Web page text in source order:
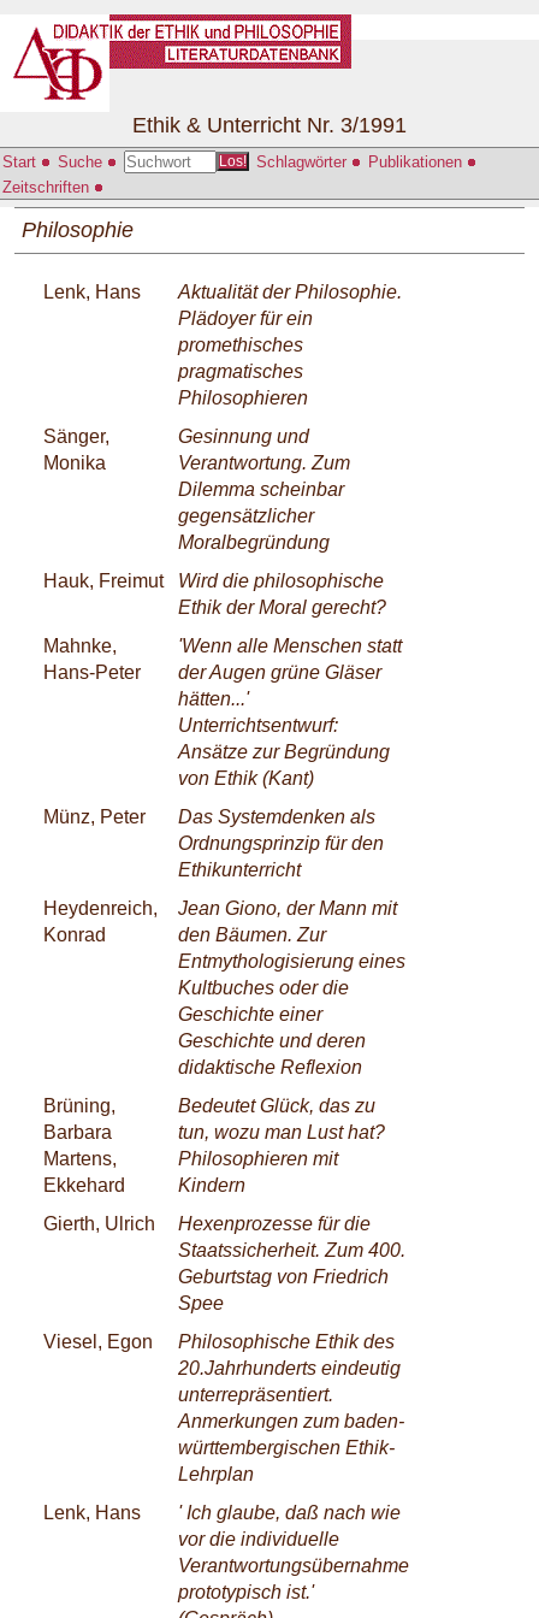
Start Suche Los! Schlagwörter
Publikationen
Zeitschriften
Ethik & Unterricht Nr. 3/1991
Philosophie
Lenk, Hans
Aktualität der Philosophie.
Plädoyer für ein
promethisches
pragmatisches
Philosophieren
Sänger,
Monika
Gesinnung und
Verantwortung. Zum
Dilemma scheinbar
gegensätzlicher
Moralbegründung
Hauk, Freimut
Wird die philosophische
Ethik der Moral gerecht?
Mahnke,
Hans-Peter
'Wenn alle Menschen statt
der Augen grüne Gläser
hätten...'
Unterrichtsentwurf:
Ansätze zur Begründung
von Ethik (Kant)
Münz, Peter
Das Systemdenken als
Ordnungsprinzip für den
Ethikunterricht
Heydenreich,
Konrad
Jean Giono, der Mann mit
den Bäumen. Zur
Entmythologisierung eines
Kultbuches oder die
Geschichte einer
Geschichte und deren
didaktische Reflexion
Brüning,
Barbara
Martens,
Ekkehard
Bedeutet Glück, das zu
tun, wozu man Lust hat?
Philosophieren mit
Kindern
Gierth, Ulrich
Hexenprozesse für die
Staatssicherheit. Zum 400.
Geburtstag von Friedrich
Spee
Viesel, Egon
Philosophische Ethik des
20.Jahrhunderts eindeutig
unterrepräsentiert.
Anmerkungen zum baden-
württembergischen Ethik-
Lehrplan
Lenk, Hans
' Ich glaube, daß nach wie
vor die individuelle
Verantwortungsübernahme
prototypisch ist.'